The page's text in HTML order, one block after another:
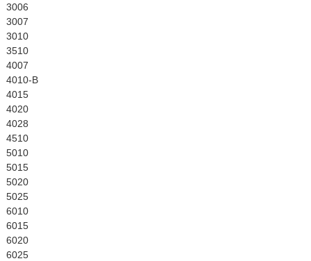
3006
3007
3010
3510
4007
4010-B
4015
4020
4028
4510
5010
5015
5020
5025
6010
6015
6020
6025